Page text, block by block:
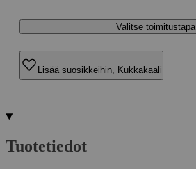
Valitse toimitustapa
Lisää suosikkeihin, Kukkakaali
Tuotetiedot